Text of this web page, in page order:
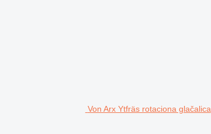
Von Arx Ytfräs rotaciona glačalica